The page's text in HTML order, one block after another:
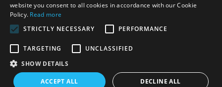
Stick Correttore E
Illuminante A Doppia Punta
Con Pennello | Thincen
Palette Di Correttori OEM A
Tonalità
Copyright © 2026 Shenzhen Thincen Technology Co., Ltd. -
www.thincen.com | Mappa del sito
website you consent to all cookies in accordance with our Cookie
Policy. Read more
STRICTLY NECESSARY
PERFORMANCE
TARGETING
UNCLASSIFIED
SHOW DETAILS
ACCEPT ALL DECLINE ALL